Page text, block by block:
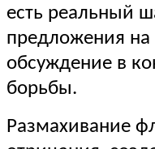
есть реальный
предложения
обсуждение в
борьбы.
Размахивание